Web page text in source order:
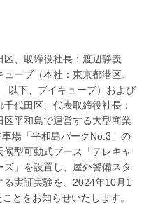
区、取締役社長：渡辺静義
ーブ（本社：東京都港区、
以下、ブイキューブ）および
代田区、代表取締役社長：
区平和島で運営する大型商業
場「平和島パークNo.3」の
型可動式ブース「テレキャ
」を設置し、屋外警備スタ
実証実験を、2024年10月1
とをお知らせいたします。